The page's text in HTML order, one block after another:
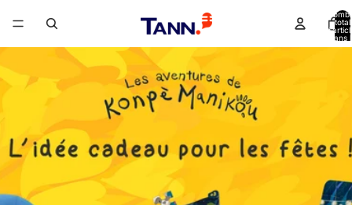
total
dans